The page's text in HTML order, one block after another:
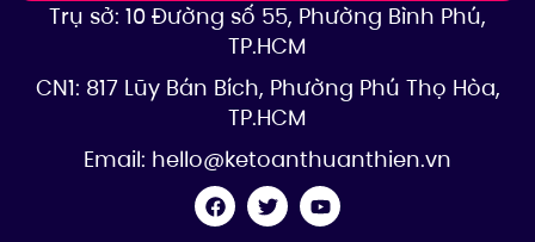
Trụ sở: 10 Đường số 55, Phường Bình Phú,
TP.HCM
CN1: 817 Lũy Bán Bích, Phường Phú Thọ Hòa,
TP.HCM
Email: hello@ketoanthuanthien.vn